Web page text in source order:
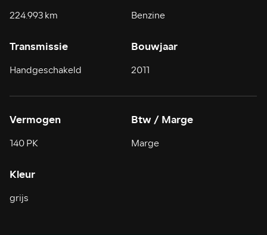
224.993 km Benzine
Transmissie
Handgeschakeld
Bouwjaar
2011
Vermogen
140 PK
Btw / Marge
Marge
Kleur
grijs